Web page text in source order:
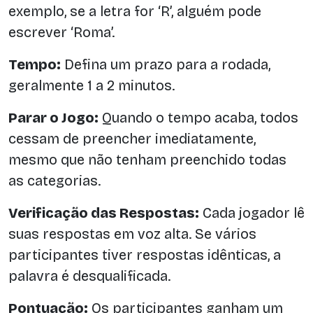
exemplo, se a letra for ‘R’, alguém pode
escrever ‘Roma’.
Tempo: Defina um prazo para a rodada,
geralmente 1 a 2 minutos.
Parar o Jogo: Quando o tempo acaba, todos
cessam de preencher imediatamente,
mesmo que não tenham preenchido todas
as categorias.
Verificação das Respostas: Cada jogador lê
suas respostas em voz alta. Se vários
participantes tiver respostas idênticas, a
palavra é desqualificada.
Pontuação: Os participantes ganham um